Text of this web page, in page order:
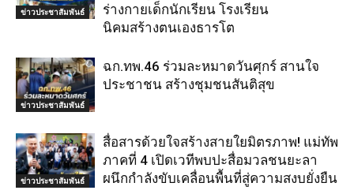
ข่าวประชาสัมพันธ์
ร่างกายเด็กนักเรียน โรงเรียน
นิคมสร้างตนเองธารโต
ข่าวประชาสัมพันธ์
ฉก.ทพ.46 ร่วมละหมาดวันศุกร์ สานใจ
ประชาชน สร้างชุมชนสันติสุข
ข่าวประชาสัมพันธ์
สื่อสารด้วยใจสร้างสายใยมิตรภาพ! แม่ทัพ
ภาคที่ 4 เปิดเวทีพบปะสื่อมวลชนยะลา
ผนึกกำลังขับเคลื่อนพื้นที่สู่ความสงบยั่งยืน